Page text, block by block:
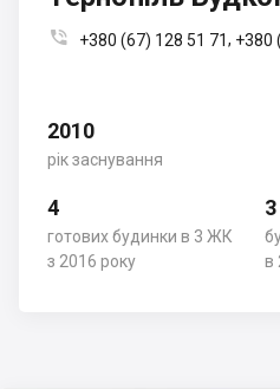
 +380 (67) 128 51 71, +380
2010
рік заснування
4
готових будинки в 3 ЖК
з 2016 року
3
в